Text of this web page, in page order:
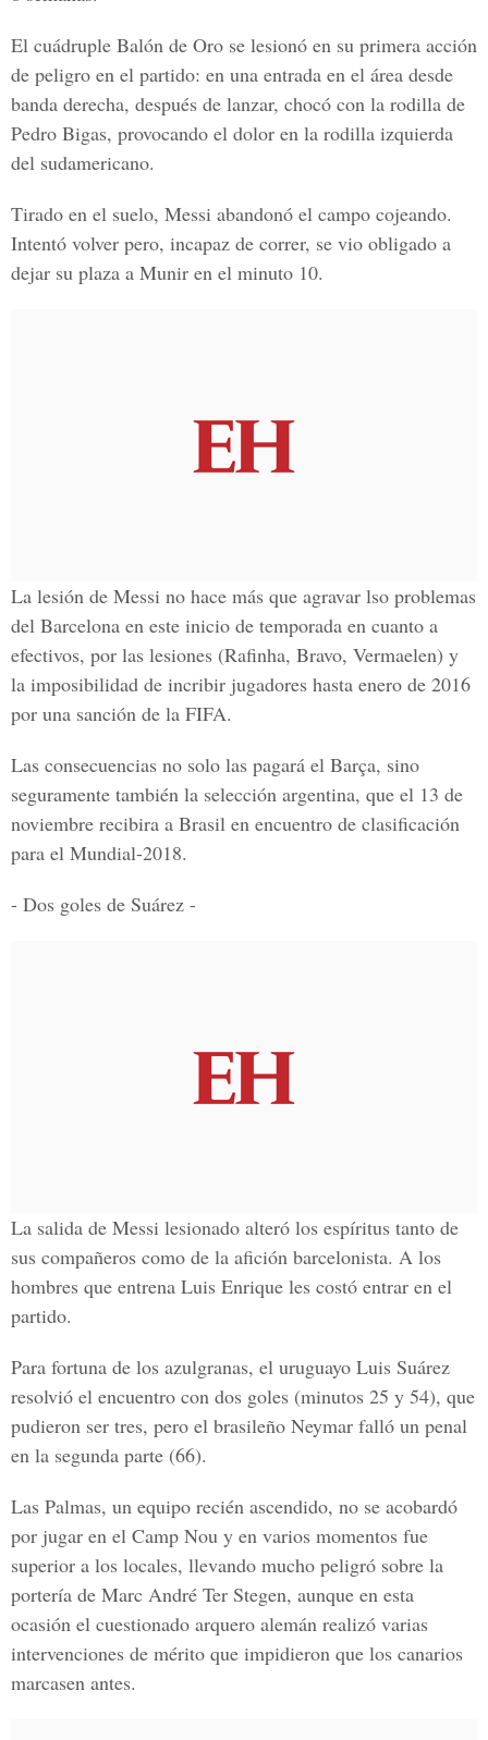
El cuádruple Balón de Oro se lesionó en su primera acción
de peligro en el partido: en una entrada en el área desde
banda derecha, después de lanzar, chocó con la rodilla de
Pedro Bigas, provocando el dolor en la rodilla izquierda
del sudamericano.
Tirado en el suelo, Messi abandonó el campo cojeando.
Intentó volver pero, incapaz de correr, se vio obligado a
dejar su plaza a Munir en el minuto 10.
La lesión de Messi no hace más que agravar lso problemas
del Barcelona en este inicio de temporada en cuanto a
efectivos, por las lesiones (Rafinha, Bravo, Vermaelen) y
la imposibilidad de incribir jugadores hasta enero de 2016
por una sanción de la FIFA.
Las consecuencias no solo las pagará el Barça, sino
seguramente también la selección argentina, que el 13 de
noviembre recibira a Brasil en encuentro de clasificación
para el Mundial-2018.
- Dos goles de Suárez -
La salida de Messi lesionado alteró los espíritus tanto de
sus compañeros como de la afición barcelonista. A los
hombres que entrena Luis Enrique les costó entrar en el
partido.
Para fortuna de los azulgranas, el uruguayo Luis Suárez
resolvió el encuentro con dos goles (minutos 25 y 54), que
pudieron ser tres, pero el brasileño Neymar falló un penal
en la segunda parte (66).
Las Palmas, un equipo recién ascendido, no se acobardó
por jugar en el Camp Nou y en varios momentos fue
superior a los locales, llevando mucho peligró sobre la
portería de Marc André Ter Stegen, aunque en esta
ocasión el cuestionado arquero alemán realizó varias
intervenciones de mérito que impidieron que los canarios
marcasen antes.